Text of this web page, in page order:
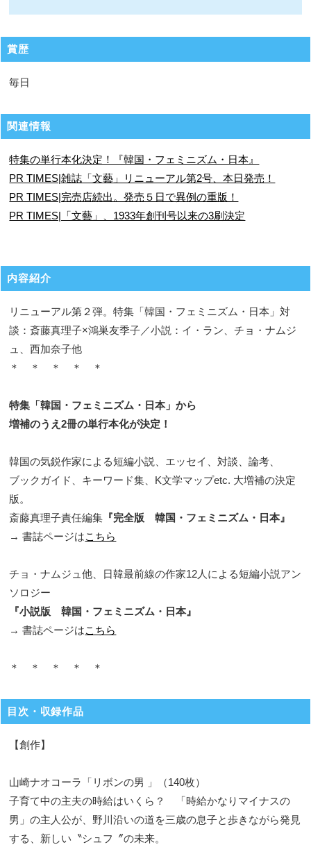
賞歴
毎日
関連情報
特集の単行本化決定！『韓国・フェミニズム・日本』
PR TIMES|雑誌「文藝」リニューアル第2号、本日発売！
PR TIMES|完売店続出。発売５日で異例の重版！
PR TIMES|「文藝」、1933年創刊号以来の3刷決定
内容紹介
リニューアル第２弾。特集「韓国・フェミニズム・日本」対
談：斎藤真理子×鴻巣友季子／小説：イ・ラン、チョ・ナムジ
ュ、西加奈子他
＊ ＊ ＊ ＊ ＊
特集「韓国・フェミニズム・日本」から
増補のうえ2冊の単行本化が決定！
韓国の気鋭作家による短編小説、エッセイ、対談、論考、
ブックガイド、キーワード集、K文学マップetc. 大増補の決定
版。
斎藤真理子責任編集 『完全版 韓国・フェミニズム・日本』
→ 書誌ページはこちら
チョ・ナムジュ他、日韓最前線の作家12人による短編小説アン
ソロジー
『小説版 韓国・フェミニズム・日本』
→ 書誌ページはこちら
＊ ＊ ＊ ＊ ＊
目次・収録作品
【創作】
山崎ナオコーラ「リボンの男 」（140枚）
子育て中の主夫の時給はいくら？ 「時給かなりマイナスの
男」の主人公が、野川沿いの道を三歳の息子と歩きながら発見
する、新しい〝シュフ〞の未来。